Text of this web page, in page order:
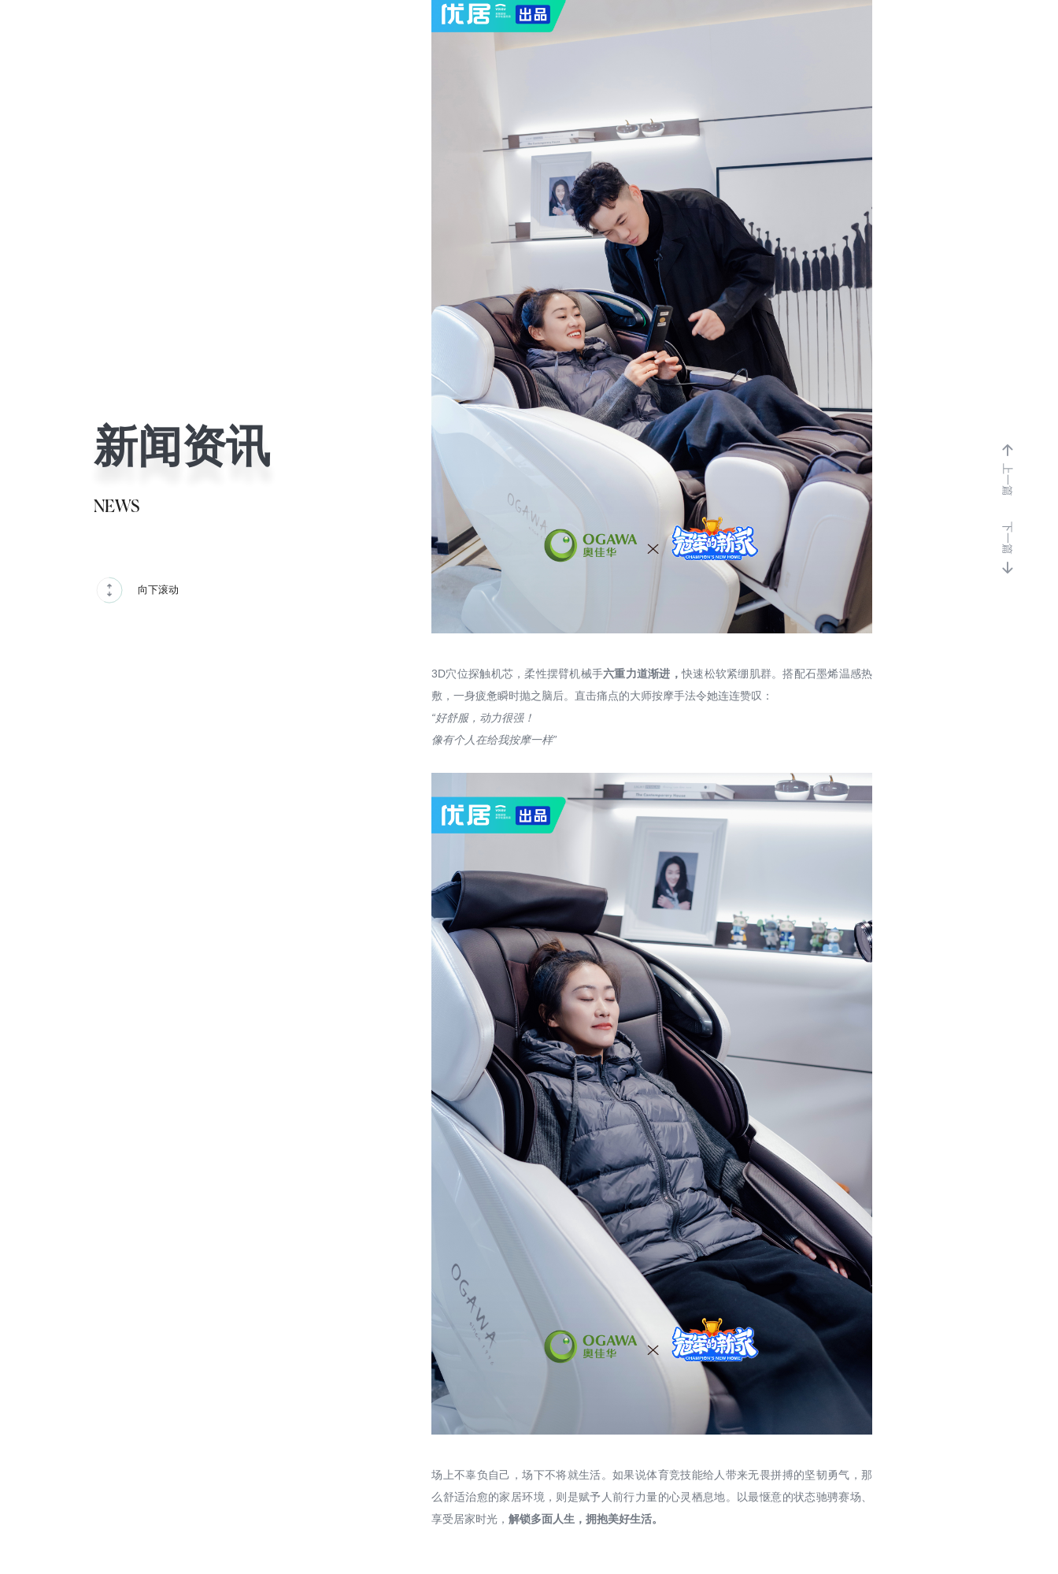
新闻资讯
NEWS
 向下滚动
3D穴位探触机芯，柔性摆臂机械手六重力道渐进，快速松软紧绷肌群。搭配石墨烯温感热
敷，一身疲惫瞬时抛之脑后。直击痛点的大师按摩手法令她连连赞叹：
“好舒服，动力很强！
像有个人在给我按摩一样”
场上不辜负自己，场下不将就生活。如果说体育竞技能给人带来无畏拼搏的坚韧勇气，那
么舒适治愈的家居环境，则是赋予人前行力量的心灵栖息地。以最惬意的状态驰骋赛场、
享受居家时光，解锁多面人生，拥抱美好生活。

上一篇
下一篇

关于我们
联系我们
Join Us Channels
购买渠道
线下门店
天猫旗舰店
Links
友情链接
奥佳华集团
OGAWA中国香港
OGAWA中国台湾
OGAWA马来西亚
OGAWA菲律宾
OGAWA新加坡
OGAWA越南